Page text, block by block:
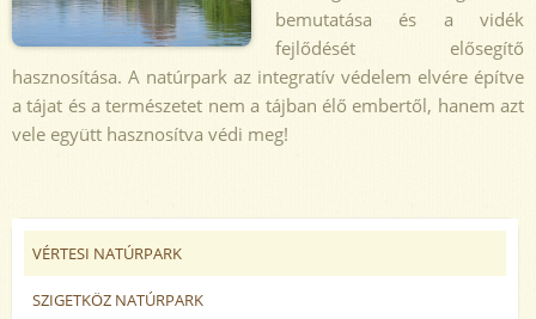
bemutatása és a vidék
fejlődését elősegítő
hasznosítása. A natúrpark az integratív védelem elvére építve
a tájat és a természetet nem a tájban élő embertől, hanem azt
vele együtt hasznosítva védi meg!
VÉRTESI NATÚRPARK
SZIGETKÖZ NATÚRPARK